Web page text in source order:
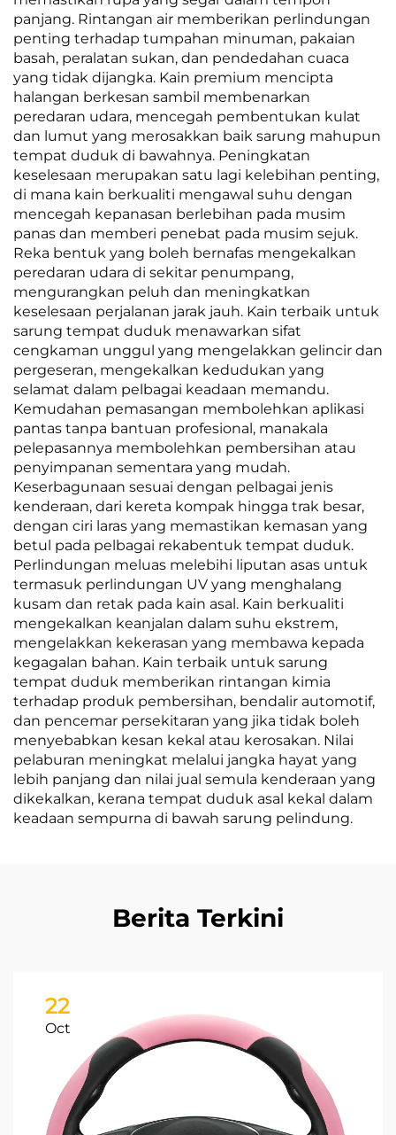
panjang. Rintangan air memberikan perlindungan
penting terhadap tumpahan minuman, pakaian
basah, peralatan sukan, dan pendedahan cuaca
yang tidak dijangka. Kain premium mencipta
halangan berkesan sambil membenarkan
peredaran udara, mencegah pembentukan kulat
dan lumut yang merosakkan baik sarung mahupun
tempat duduk di bawahnya. Peningkatan
keselesaan merupakan satu lagi kelebihan penting,
di mana kain berkualiti mengawal suhu dengan
mencegah kepanasan berlebihan pada musim
panas dan memberi penebat pada musim sejuk.
Reka bentuk yang boleh bernafas mengekalkan
peredaran udara di sekitar penumpang,
mengurangkan peluh dan meningkatkan
keselesaan perjalanan jarak jauh. Kain terbaik untuk
sarung tempat duduk menawarkan sifat
cengkaman unggul yang mengelakkan gelincir dan
pergeseran, mengekalkan kedudukan yang
selamat dalam pelbagai keadaan memandu.
Kemudahan pemasangan membolehkan aplikasi
pantas tanpa bantuan profesional, manakala
pelepasannya membolehkan pembersihan atau
penyimpanan sementara yang mudah.
Keserbagunaan sesuai dengan pelbagai jenis
kenderaan, dari kereta kompak hingga trak besar,
dengan ciri laras yang memastikan kemasan yang
betul pada pelbagai rekabentuk tempat duduk.
Perlindungan meluas melebihi liputan asas untuk
termasuk perlindungan UV yang menghalang
kusam dan retak pada kain asal. Kain berkualiti
mengekalkan keanjalan dalam suhu ekstrem,
mengelakkan kekerasan yang membawa kepada
kegagalan bahan. Kain terbaik untuk sarung
tempat duduk memberikan rintangan kimia
terhadap produk pembersihan, bendalir automotif,
dan pencemar persekitaran yang jika tidak boleh
menyebabkan kesan kekal atau kerosakan. Nilai
pelaburan meningkat melalui jangka hayat yang
lebih panjang dan nilai jual semula kenderaan yang
dikekalkan, kerana tempat duduk asal kekal dalam
keadaan sempurna di bawah sarung pelindung.
Berita Terkini
22
Oct